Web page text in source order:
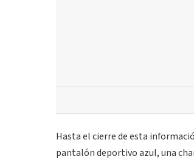
Hasta el cierre de esta
pantalón deportivo azul, una